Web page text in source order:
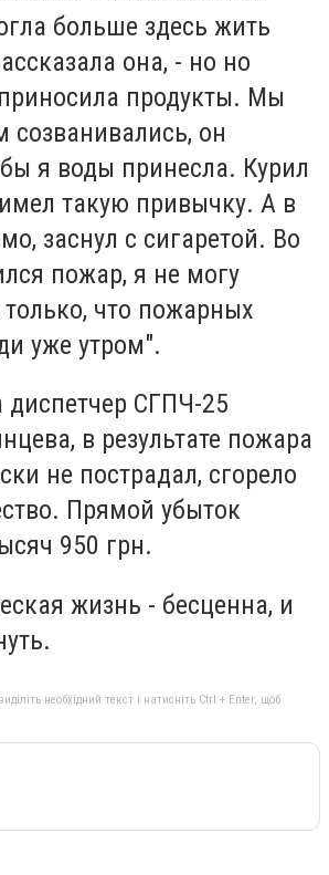
больше здесь жить
она, - но но
продукты. Мы
созванивались, он
я воды принесла. Курил
такую привычку. А в
заснул с сигаретой. Во
пожар, я не могу
что пожарных
уже утром".
СГПЧ-25
в результате пожара
не пострадал, сгорело
Прямой убыток
950 грн.
жизнь - бесценна, и
необхідний текст і натисніть Ctrl + Enter, щоб